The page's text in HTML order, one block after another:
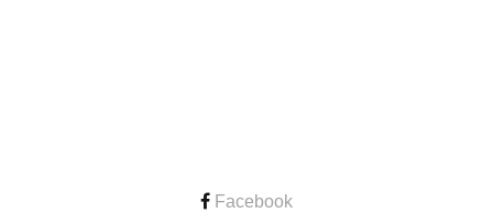
Facebook